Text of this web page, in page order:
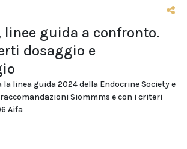
linee guida a confronto.
dosaggio e
la linea guida 2024 della Endocrine Society e
Siommms e con i criteri
Aifa